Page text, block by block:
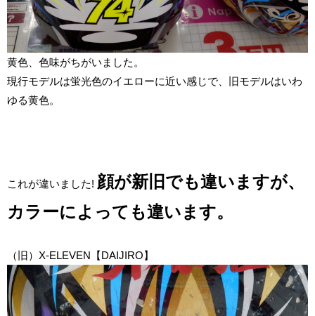
黄色、色味がちがいました。
現行モデルは蛍光色のイエローに近い感じで、旧モデルはいわ
ゆる黄色。
これが違いました! 顔が新旧でも違いますが、
カラーによっても違います。
（旧）X-ELEVEN【DAIJIRO】